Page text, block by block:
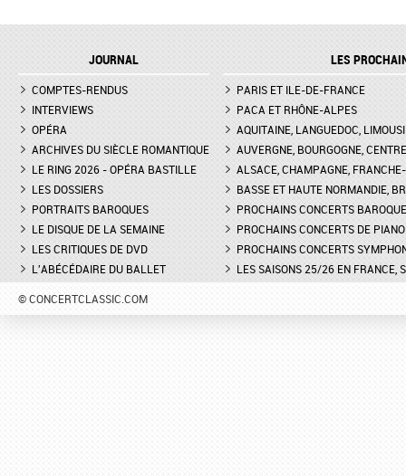
JOURNAL
COMPTES-RENDUS
INTERVIEWS
OPÉRA
ARCHIVES DU SIÈCLE ROMANTIQUE
LE RING 2026 - OPÉRA BASTILLE
LES DOSSIERS
PORTRAITS BAROQUES
LE DISQUE DE LA SEMAINE
LES CRITIQUES DE DVD
L'ABÉCÉDAIRE DU BALLET
LES
PARIS ET ILE-DE-FRANCE
PACA ET RHÔNE-ALPES
AQUITAINE, LANGUEDOC,
AUVERGNE, BOURGOGNE, CENTRE
ALSACE, CHAMPAGNE,
BASSE ET HAUTE NORMANDIE,
PROCHAINS CONCERTS
PROCHAINS CONCERTS DE PIANO
PROCHAINS CONCERTS
LES SAISONS 25/26 EN FRANCE,
© CONCERTCLASSIC.COM